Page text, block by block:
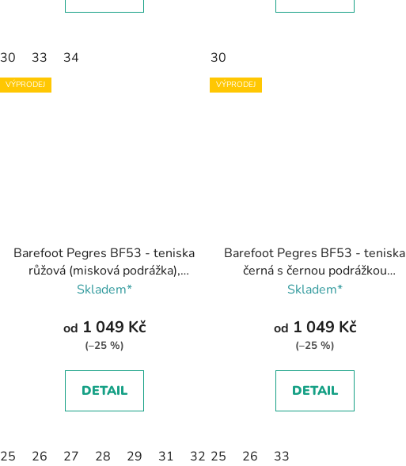
30 33 34 30
VÝPRODEJ
Barefoot Pegres BF53 - teniska
růžová (misková podrážka),
Pegres
Skladem*
od 1 049 Kč
(–25 %)
DETAIL
25 26 27 28 29 31 32 33 34 36
VÝPRODEJ
Barefoot Pegres BF53 - teniska
černá s černou podrážkou
(misková podrážka), Pegres
Skladem*
od 1 049 Kč
(–25 %)
DETAIL
25 26 33